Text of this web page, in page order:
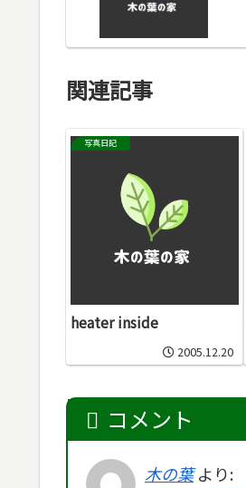
関連記事
写真日記
heater inside
2005.12.20
コメント
木の葉 より: